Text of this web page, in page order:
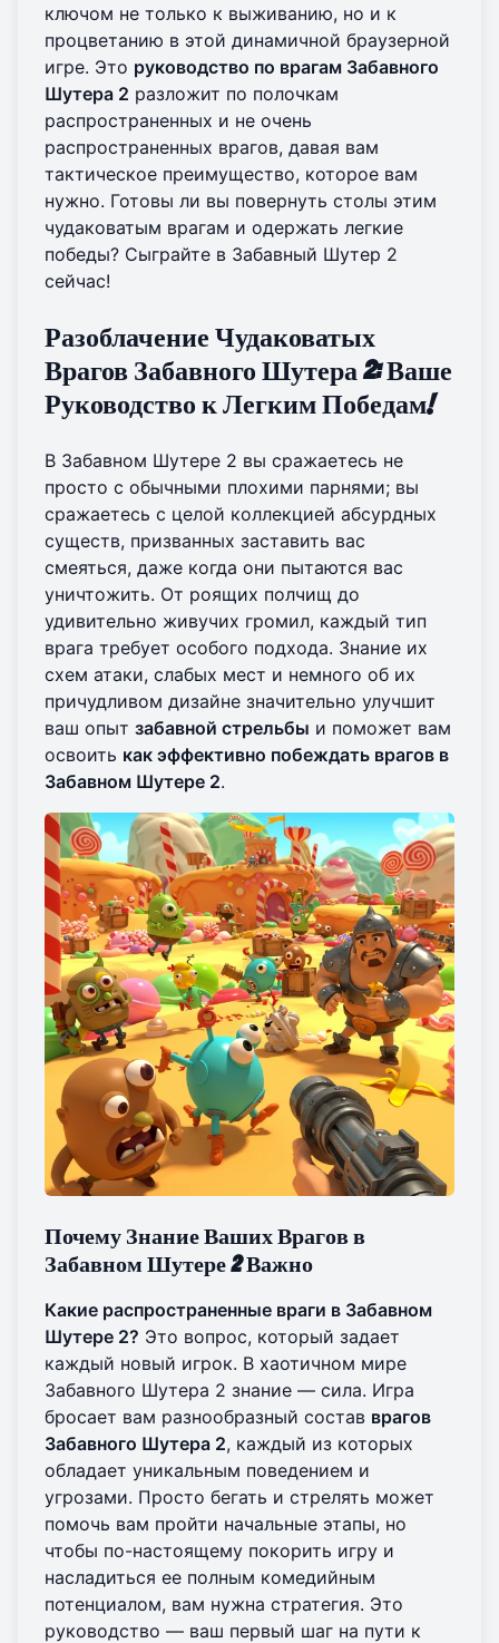
ключом не только к выживанию, но и к
процветанию в этой динамичной браузерной
игре. Это руководство по врагам Забавного
Шутера 2 разложит по полочкам
распространенных и не очень
распространенных врагов, давая вам
тактическое преимущество, которое вам
нужно. Готовы ли вы повернуть столы этим
чудаковатым врагам и одержать легкие
победы? Сыграйте в Забавный Шутер 2
сейчас!
Разоблачение Чудаковатых
Врагов Забавного Шутера 2: Ваше
Руководство к Легким Победам!
В Забавном Шутере 2 вы сражаетесь не
просто с обычными плохими парнями; вы
сражаетесь с целой коллекцией абсурдных
существ, призванных заставить вас
смеяться, даже когда они пытаются вас
уничтожить. От роящих полчищ до
удивительно живучих громил, каждый тип
врага требует особого подхода. Знание их
схем атаки, слабых мест и немного об их
причудливом дизайне значительно улучшит
ваш опыт забавной стрельбы и поможет вам
освоить как эффективно побеждать врагов в
Забавном Шутере 2.
Почему Знание Ваших Врагов в
Забавном Шутере 2 Важно
Какие распространенные враги в Забавном
Шутере 2? Это вопрос, который задает
каждый новый игрок. В хаотичном мире
Забавного Шутера 2 знание — сила. Игра
бросает вам разнообразный состав врагов
Забавного Шутера 2, каждый из которых
обладает уникальным поведением и
угрозами. Просто бегать и стрелять может
помочь вам пройти начальные этапы, но
чтобы по-настоящему покорить игру и
насладиться ее полным комедийным
потенциалом, вам нужна стратегия. Это
руководство — ваш первый шаг на пути к